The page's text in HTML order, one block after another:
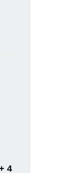
4